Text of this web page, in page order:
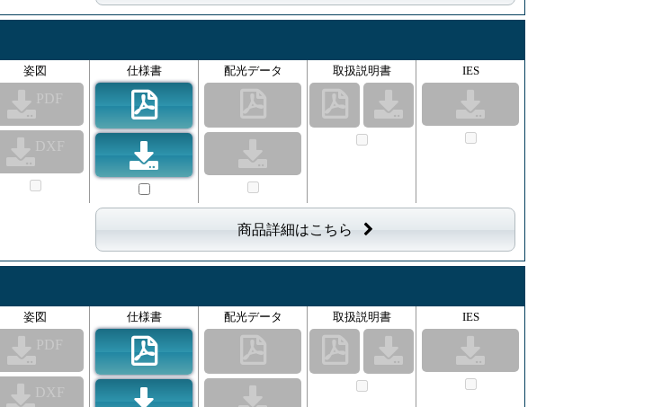
姿図
PDF
DXF
仕様書 配光データ 取扱説明書 IES
商品詳細はこちら
姿図
PDF
DXF
仕様書 配光データ 取扱説明書 IES